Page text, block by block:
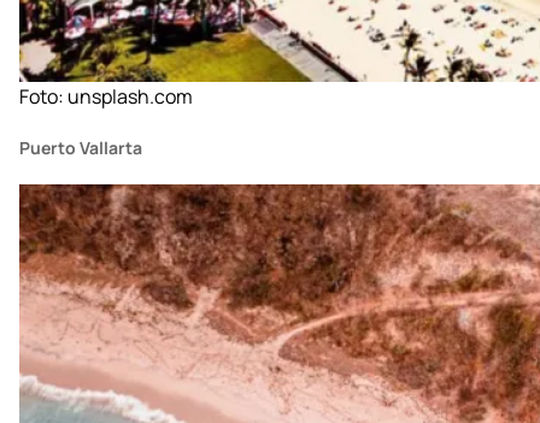
Foto:unsplash.com
Puerto Vallarta